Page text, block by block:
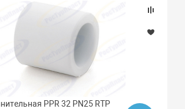
PPR 32 PN25 RTP